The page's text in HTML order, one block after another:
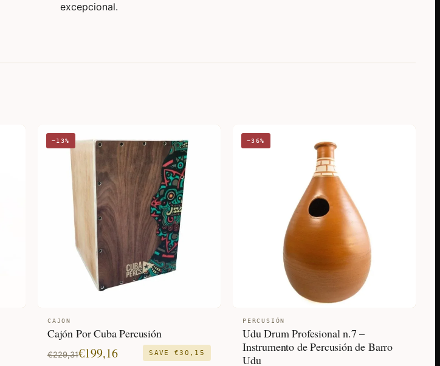
excepcional.
−13%
CAJON
Cajón Por Cuba Percusión
€229,31
El
€199,16
El
SAVE€30,15
−36%
PERCUSIÓN
Udu Drum Profesional n.7 –
Instrumento de Percusión de Barro
Udu